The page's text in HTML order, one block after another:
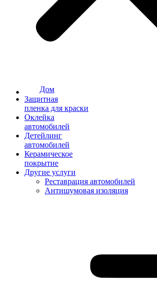
Дом
Защитная
пленка для краски
Оклейка
автомобилей
Детейлинг
автомобилей
Керамическое
покрытие
Другие услуги
Реставрация автомобилей
Антишумовая изоляция